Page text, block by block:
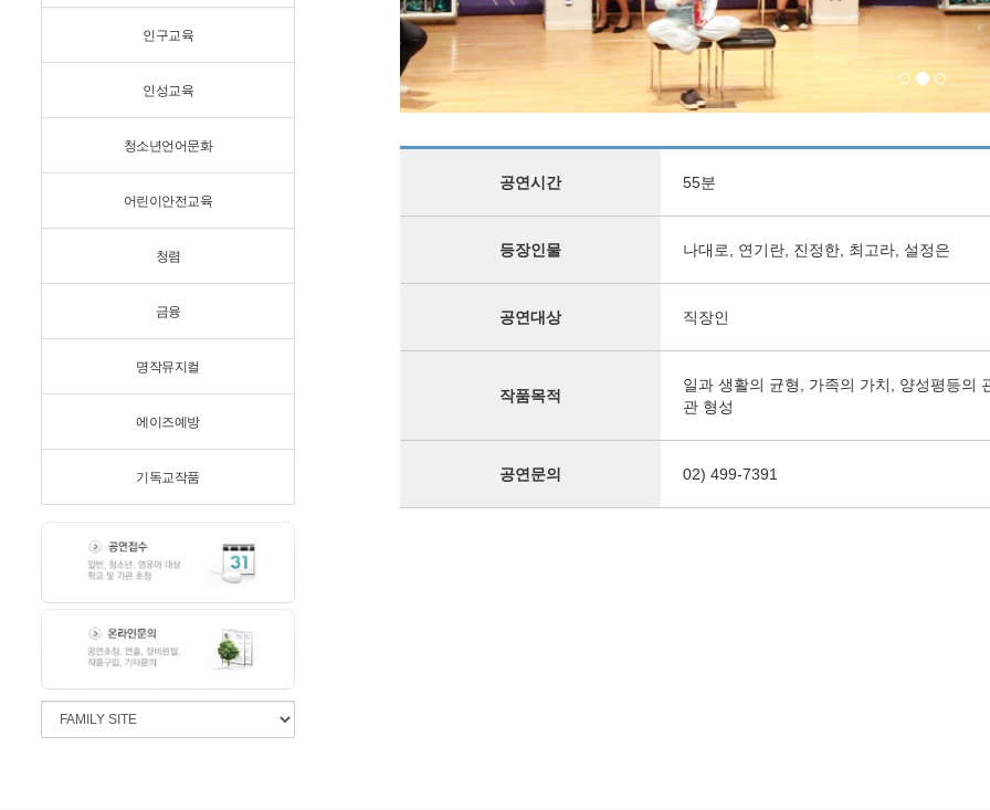
인구교육
인성교육
청소년언어문화
어린이안전교육
청렴
금융
명작뮤지컬
에이즈예방
기독교작품
공연시간 55분
등장인물 나대로, 연기란, 진정한, 최고라, 설정은
공연대상 직장인
작품목적
일과 생활의 균형, 가족의 가치, 양성평등의
관 형성
공연문의 02) 499-7391